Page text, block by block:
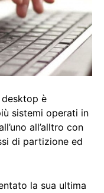
desktop è
sistemi operati in
all’alltro con
di partizione ed
la sua ultima